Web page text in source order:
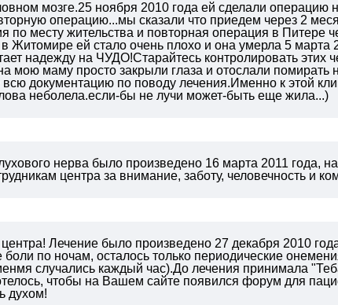
мозге.25 ноября 2010 года ей сделали операцию
операцию...мы сказали что приедем через 2
по месту жительства и повторная операция в
Житомире ей стало очень плохо и она умерла 5 марта
надежду на ЧУДО!Старайтесь контролировать этих
мою маму просто закрыли глаза и отослали помирать
документацию по поводу лечения.Именно к этой
неболела.если-бы не лучи может-быть еще жила...)
нерва было произведено 16 марта 2011 года,
центра за внимание, заботу, человечность и
Лечение было произведено 27 декабря 2010
по ночам, осталось только периодические
случались каждый час).До лечения принимала
чтобы на Вашем сайте появился форум для
духом!